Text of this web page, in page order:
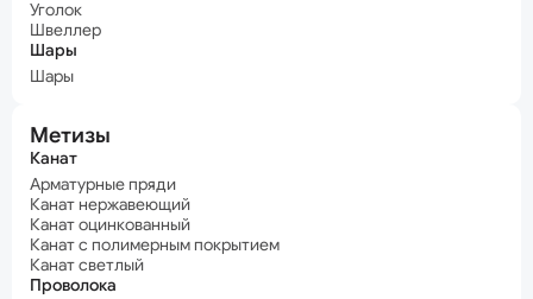
Уголок
Швеллер
Шары
Шары
Метизы
Канат
Арматурные пряди
Канат нержавеющий
Канат оцинкованный
Канат с полимерным покрытием
Канат светлый
Проволока